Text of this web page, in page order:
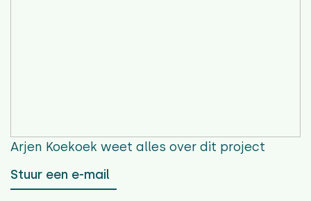
Arjen Koekoek weet alles over dit project
Stuur een e-mail